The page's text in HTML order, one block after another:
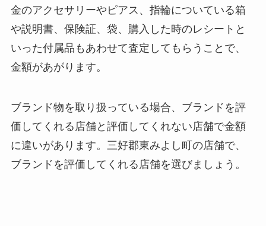
金のアクセサリーやピアス、指輪についている箱
や説明書、保険証、袋、購入した時のレシートと
いった付属品もあわせて査定してもらうことで、
金額があがります。
ブランド物を取り扱っている場合、ブランドを評
価してくれる店舗と評価してくれない店舗で金額
に違いがあります。三好郡東みよし町の店舗で、
ブランドを評価してくれる店舗を選びましょう。